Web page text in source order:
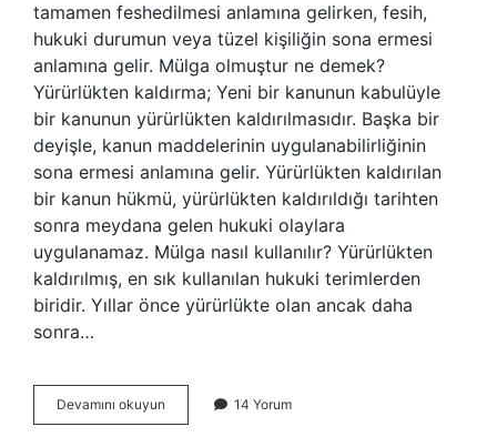
tamamen feshedilmesi anlamına gelirken, fesih,
hukuki durumun veya tüzel kişiliğin sona ermesi
anlamına gelir. Mülga olmuştur ne demek?
Yürürlükten kaldırma; Yeni bir kanunun kabulüyle
bir kanunun yürürlükten kaldırılmasıdır. Başka bir
deyişle, kanun maddelerinin uygulanabilirliğinin
sona ermesi anlamına gelir. Yürürlükten kaldırılan
bir kanun hükmü, yürürlükten kaldırıldığı tarihten
sonra meydana gelen hukuki olaylara
uygulanamaz. Mülga nasıl kullanılır? Yürürlükten
kaldırılmış, en sık kullanılan hukuki terimlerden
biridir. Yıllar önce yürürlükte olan ancak daha
sonra…
Devamını okuyun
Etmek
14 Yorum